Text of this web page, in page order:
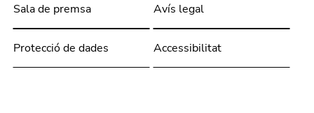
Sala de premsa Avís legal
Protecció de dades Accessibilitat